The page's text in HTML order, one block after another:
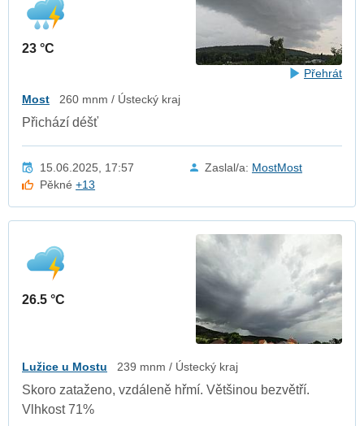
23 °C
Přehrát
Most 260 mnm / Ústecký kraj
Přichází déšť
15.06.2025, 17:57 Zaslal/a: MostMost
Pěkné+13
26.5 °C
Lužice u Mostu 239 mnm / Ústecký kraj
Skoro zataženo, vzdáleně hřmí. Většinou bezvětří.
Vlhkost 71%